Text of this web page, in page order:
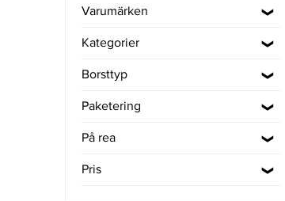
Varumärken
Kategorier
Borsttyp
Paketering
På rea
Pris